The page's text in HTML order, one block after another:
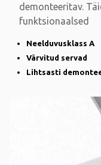
demonteeritav.
funktsionaalsed
Neelduvusklass A
Värvitud servad
Lihtsasti